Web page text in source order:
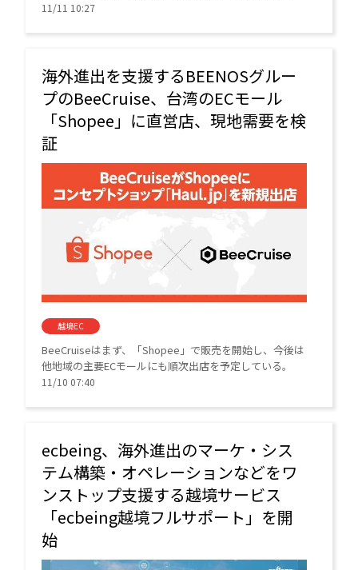
うにする。
11/11 10:27
海外進出を支援するBEENOSグルー
プのBeeCruise、台湾のECモール
「Shopee」に直営店、現地需要を検
証
越境EC
BeeCruiseはまず、「Shopee」で販売を開始し、今後は
他地域の主要ECモールにも順次出店を予定している。
11/10 07:40
ecbeing、海外進出のマーケ・シス
テム構築・オペレーションなどをワ
ンストップ支援する越境サービス
「ecbeing越境フルサポート」を開
始